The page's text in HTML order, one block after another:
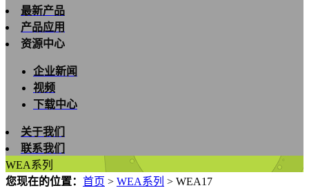
最新产品
产品应用
资源中心
企业新闻
视频
下载中心
关于我们
联系我们
WEA系列
您现在的位置： 首页 > WEA系列 > WEA17